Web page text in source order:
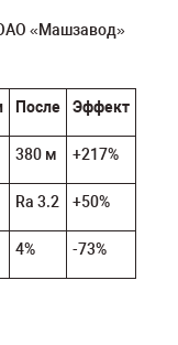
«Машзавод»
После Эффект
380 м +217%
Ra 3.2 +50%
4% -73%